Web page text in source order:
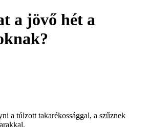
a jövő hét a
a túlzott takarékossággal, a szűznek